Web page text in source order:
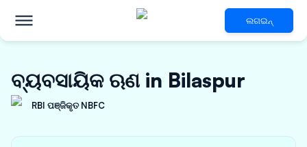
ଲଗଇନ୍
ବ୍ୟବସାୟିକ ଋଣ in Bilaspur
RBI ପଞ୍ଜିକୃତ NBFC